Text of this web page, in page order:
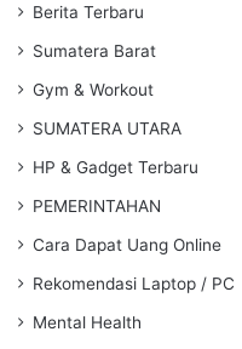
Berita Terbaru
Sumatera Barat
Gym & Workout
SUMATERA UTARA
HP & Gadget Terbaru
PEMERINTAHAN
Cara Dapat Uang Online
Rekomendasi Laptop / PC
Mental Health